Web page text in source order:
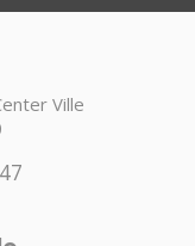
Ville